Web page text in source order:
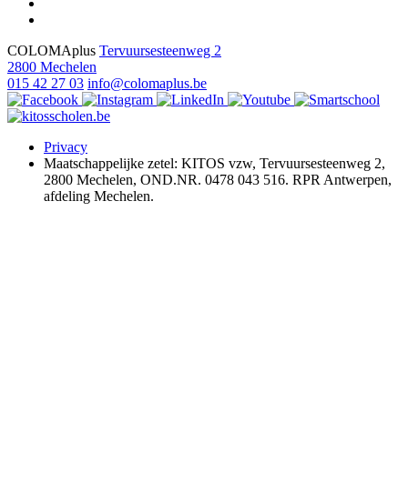
COLOMAplus Tervuursesteenweg 2
2800 Mechelen
015 42 27 03 info@colomaplus.be
Privacy
Maatschappelijke zetel: KITOS vzw, Tervuursesteenweg 2,
2800 Mechelen, OND.NR. 0478 043 516. RPR Antwerpen,
afdeling Mechelen.